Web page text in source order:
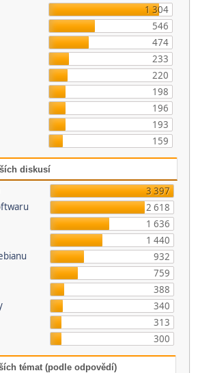
1 304
546
474
233
220
198
196
193
159
diskusí
3 397
2 618
1 636
1 440
932
759
388
340
313
300
témat (podle odpovědí)